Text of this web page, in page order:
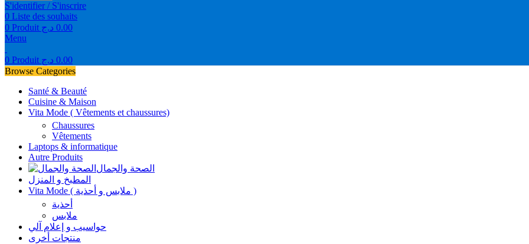
S'identifier / S'inscrire
0 Liste des souhaits
0 Produit 0.00 د.ج
Menu
0 Produit 0.00 د.ج
Browse Categories
Santé & Beauté
Cuisine & Maison
Vita Mode ( Vêtements et chaussures)
Chaussures
Vêtements
Laptops & informatique
Autre Produits
الصحة والجمال
المطبخ و المنزل
Vita Mode ( ملابس و أحذية )
أحذية
ملابس
حواسيب و إعلام آلي
منتجات أخرى